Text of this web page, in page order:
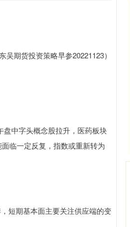
吴期货投资策略早参20221123）
盘中字头概念股拉升，医药板块
临一定反复，指数或重新转为
短期基本面主要关注供应端的变